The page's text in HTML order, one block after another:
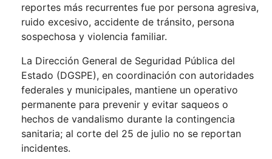
reportes más recurrentes fue por persona agresiva,
ruido excesivo, accidente de tránsito, persona
sospechosa y violencia familiar.
La Dirección General de Seguridad Pública del
Estado (DGSPE), en coordinación con autoridades
federales y municipales, mantiene un operativo
permanente para prevenir y evitar saqueos o
hechos de vandalismo durante la contingencia
sanitaria; al corte del 25 de julio no se reportan
incidentes.